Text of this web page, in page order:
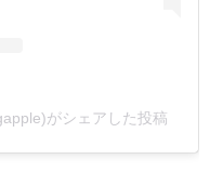
がシェアした投稿